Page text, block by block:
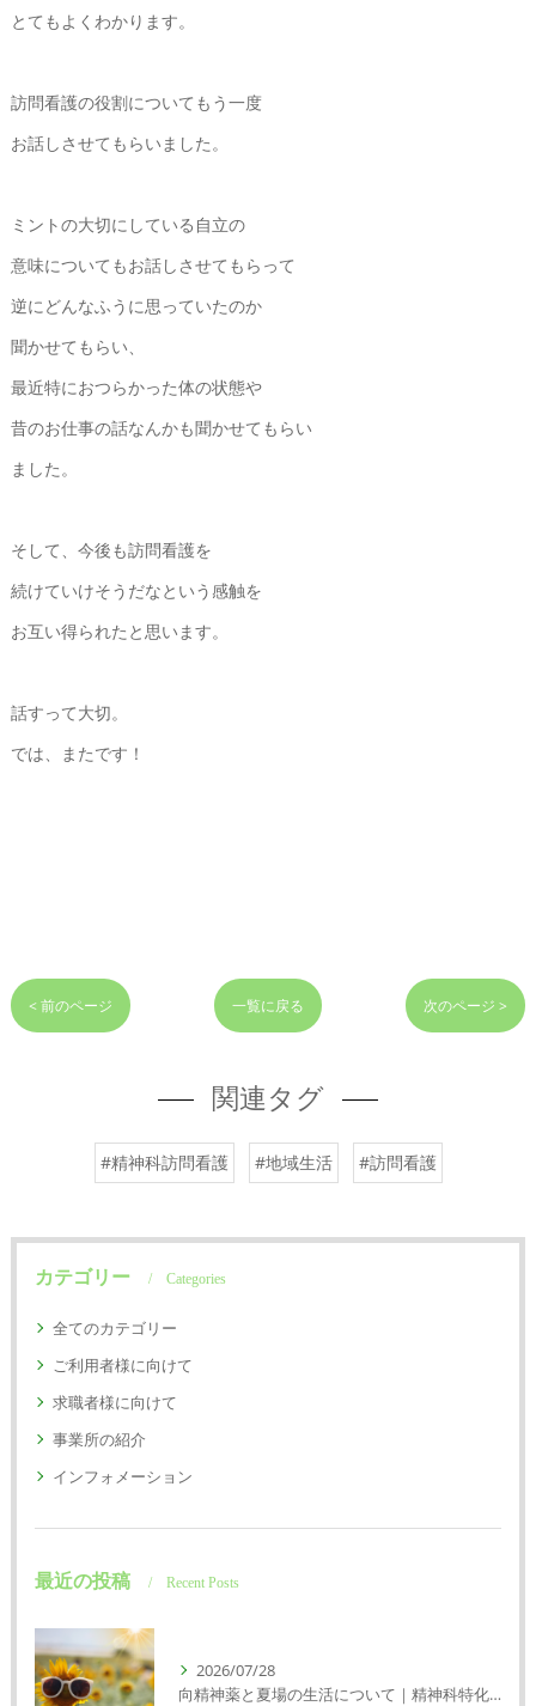
とてもよくわかります。
訪問看護の役割についてもう一度
お話しさせてもらいました。
ミントの大切にしている自立の
意味についてもお話しさせてもらって
逆にどんなふうに思っていたのか
聞かせてもらい、
最近特におつらかった体の状態や
昔のお仕事の話なんかも聞かせてもらい
ました。
そして、今後も訪問看護を
続けていけそうだなという感触を
お互い得られたと思います。
話すって大切。
では、またです！
< 前のページ 一覧に戻る 次のページ >
関連タグ
#精神科訪問看護 #地域生活 #訪問看護
カテゴリー Categories
全てのカテゴリー
ご利用者様に向けて
求職者様に向けて
事業所の紹介
インフォメーション
最近の投稿 Recent Posts
2026/07/28
向精神薬と夏場の生活について｜精神科特化訪問看護ミント【明石市・神戸市垂水区・神戸市西区】